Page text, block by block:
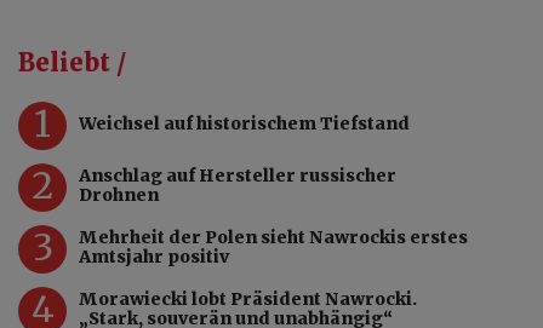
Beliebt /
1 Weichsel auf historischem Tiefstand
2
Anschlag auf Hersteller russischer
Drohnen
3
Mehrheit der Polen sieht Nawrockis erstes
Amtsjahr positiv
4
Morawiecki lobt Präsident Nawrocki.
„Stark, souverän und unabhängig“